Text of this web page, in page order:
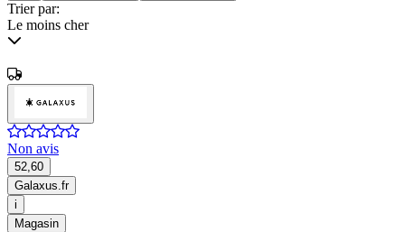
Trier par:
Le moins cher
Non avis
52,60
Galaxus.fr
i
Magasin